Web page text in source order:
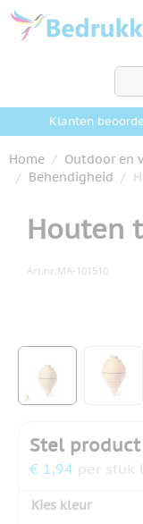
Ga naar de inhoud
Klanten
Home / Outdoor en
/ Behendigheid /
Houten
Art.nr. MA-101510
View larger
Stel
€ 1,94 per stuk
Kies kleur